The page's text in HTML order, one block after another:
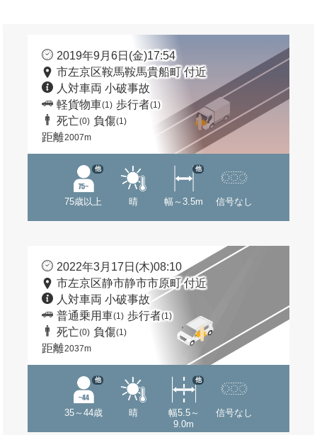
2019年9月6日(金)17:54
市左京区鞍馬鞍馬貴船町 付近
人対車両 小破事故
軽貨物車(1) 歩行者(1)
死亡(0) 負傷(1)
距離2007m
75歳以上
他
晴 幅～3.5m
他
信号なし
2022年3月17日(木)08:10
市左京区静市静市市原町 付近
人対車両 小破事故
普通乗用車(1) 歩行者(1)
死亡(0) 負傷(1)
距離2037m
35～44歳
他
晴
幅5.5～
9.0m
他
信号なし